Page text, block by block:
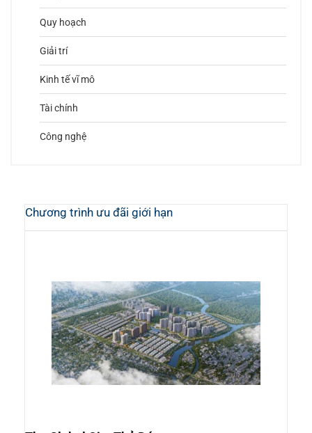
Quy hoạch
Giải trí
Kinh tế vĩ mô
Tài chính
Công nghệ
Chương trình ưu đãi giới hạn